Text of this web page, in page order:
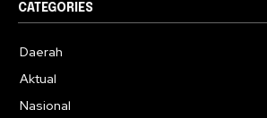
CATEGORIES
Daerah
Aktual
Nasional